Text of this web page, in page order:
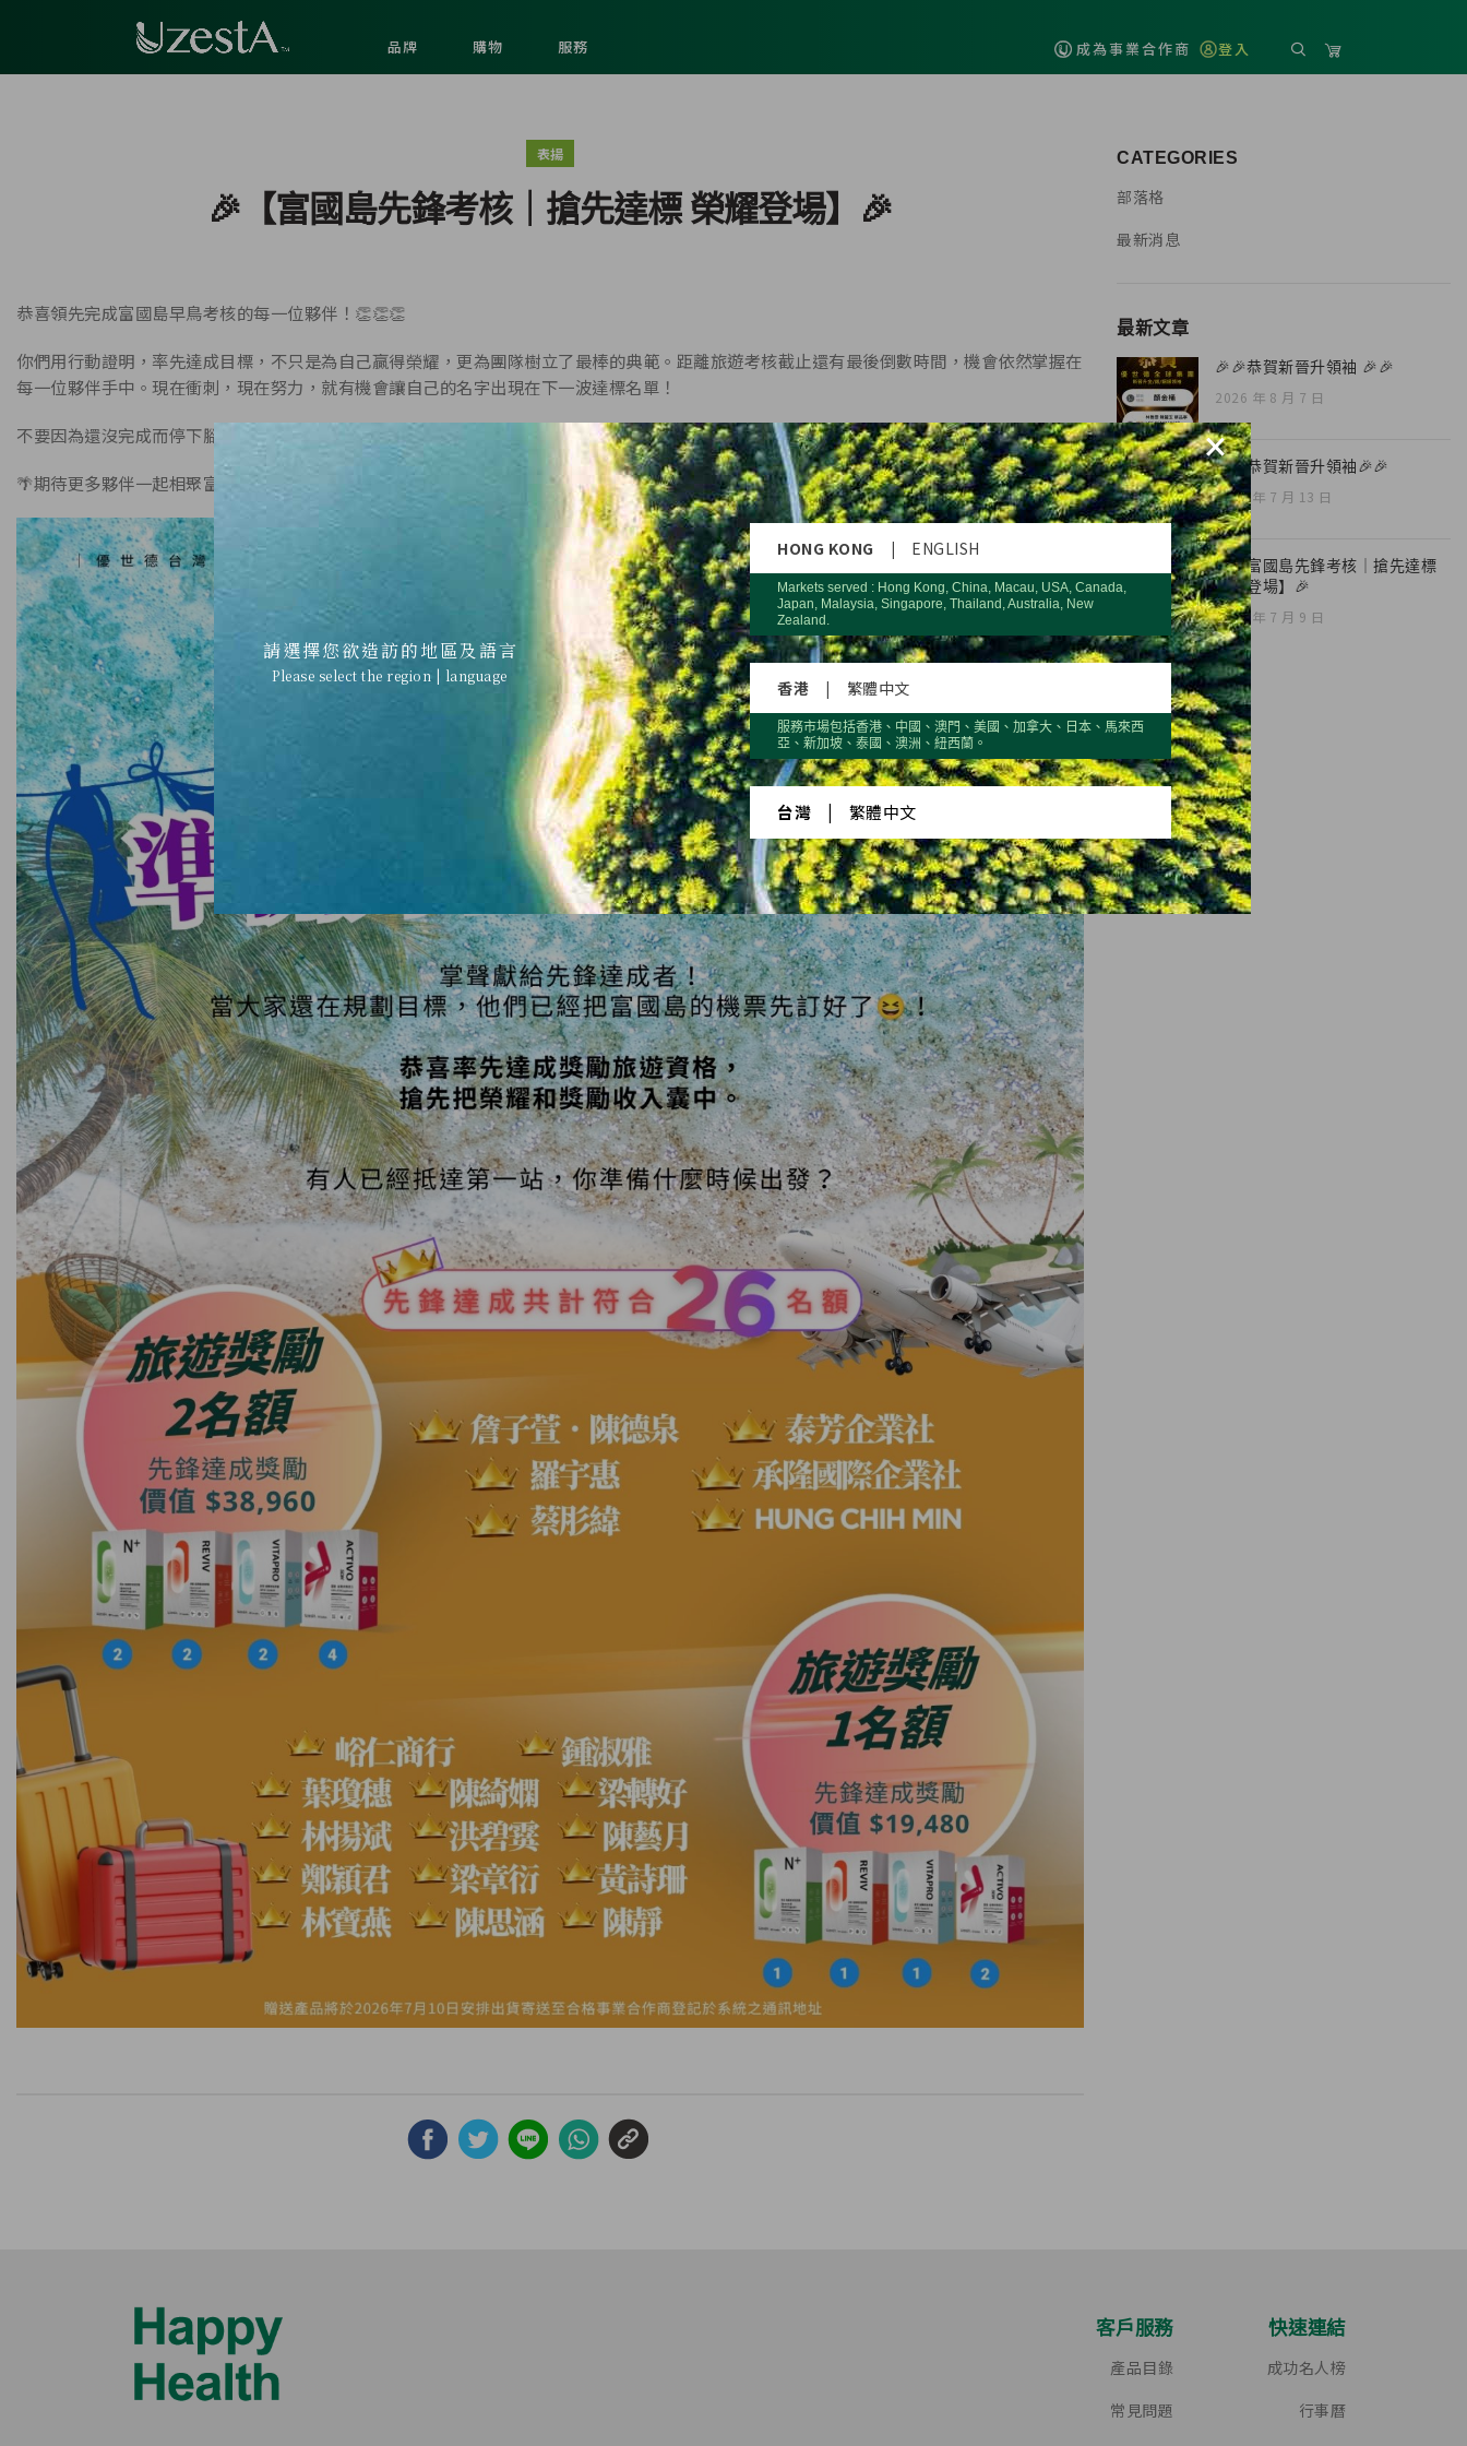
品牌 購物 服務 成為事業合作商 登入
表揚
🎉【富國島先鋒考核｜搶先達標 榮耀登場】🎉
恭喜領先完成富國島早鳥考核的每一位夥伴！👏👏👏
你們用行動證明，率先達成目標，不只是為自己贏得榮耀，更為團隊樹立了最棒的典範。距離旅遊考核截止還有最後倒數時間，機會依然掌握在
每一位夥伴手中。現在衝刺，現在努力，就有機會讓自己的名字出現在下一波達標名單！
不要因為還沒完成而停下腳步，把握最後衝刺時間，往往就是決定成果的關鍵時刻。🤝
🌴期待更多夥伴一起相聚富國島，共享這份努力而來的榮耀與感動！
CATEGORIES
部落格
最新消息
最新文章
🎉🎉恭賀新晉升領袖 🎉🎉
2026 年 8 月 7 日
🎉🎉恭賀新晉升領袖🎉🎉
2026 年 7 月 13 日
🎉【富國島先鋒考核｜搶先達標
榮耀登場】🎉
2026 年 7 月 9 日
客戶服務
產品目錄
常見問題
快速連結
成功名人榜
行事曆
×
請選擇您欲造訪的地區及語言
Please select the region | language
HONG KONG | ENGLISH
Markets served : Hong Kong, China, Macau, USA, Canada,
Japan, Malaysia, Singapore, Thailand, Australia, New
Zealand.
香港 | 繁體中文
服務市場包括香港、中國、澳門、美國、加拿大、日本、馬來西
亞、新加坡、泰國、澳洲、紐西蘭。
台灣 繁體中文